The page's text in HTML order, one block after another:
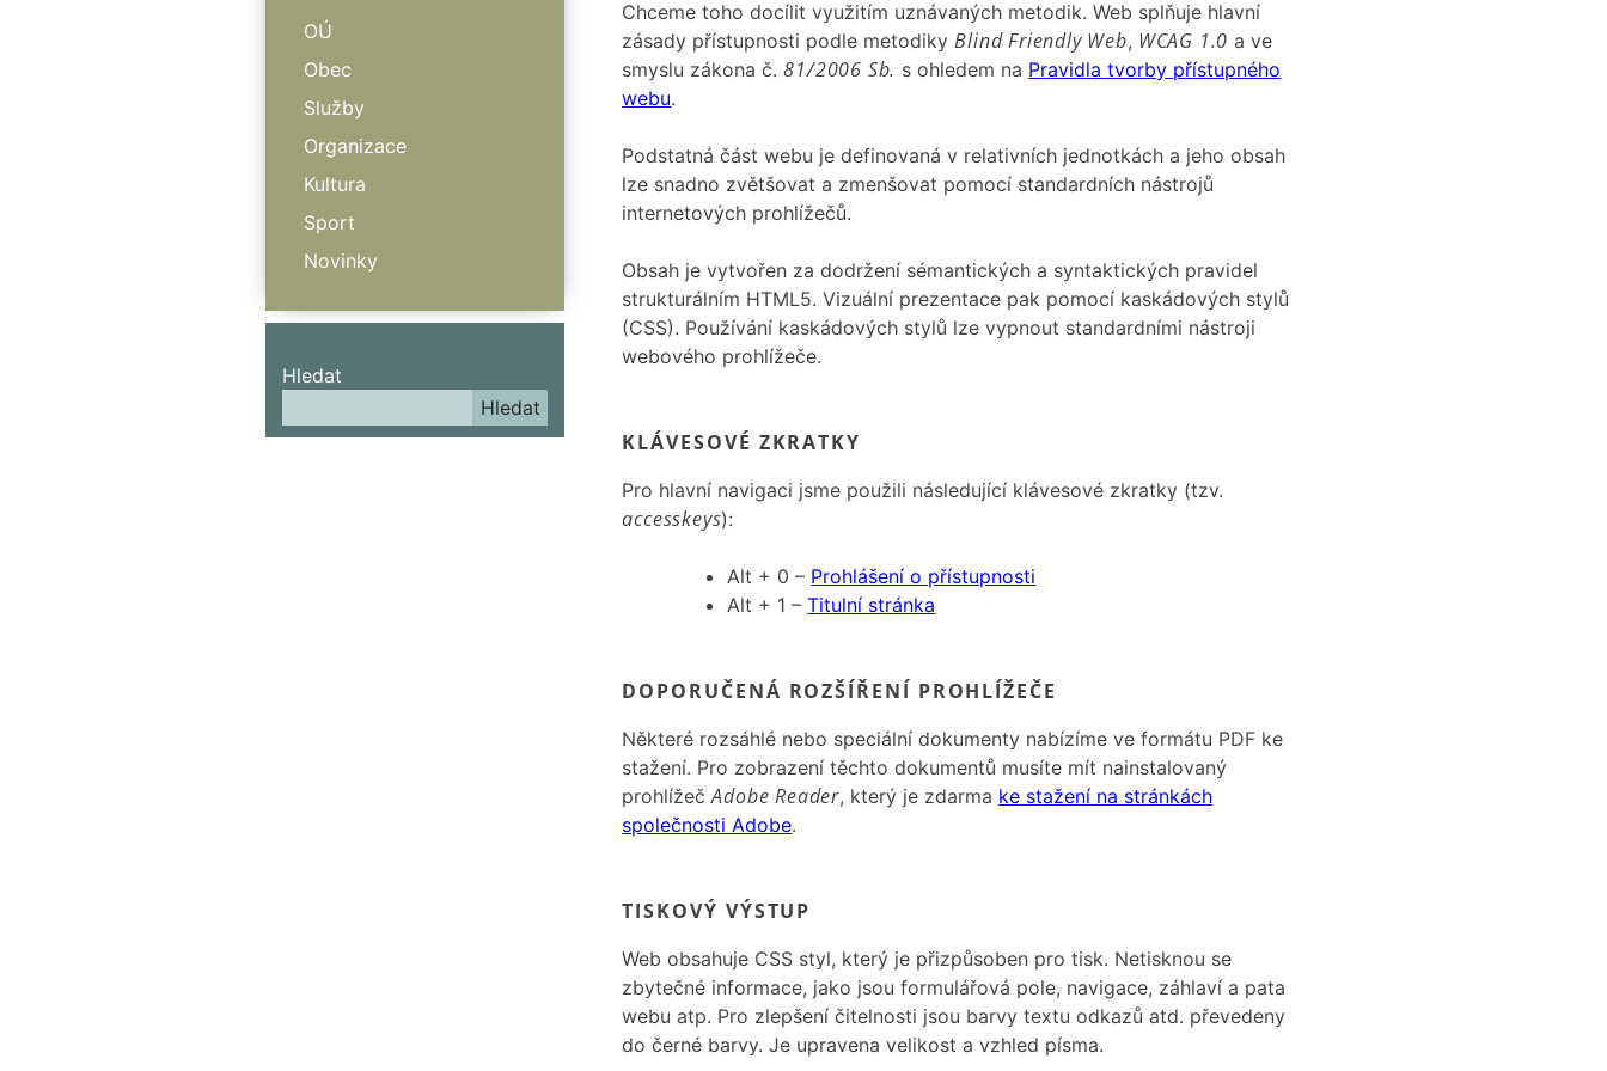
Chceme toho docílit využitím uznávaných metodik. Web splňuje hlavní
zásady přístupnosti podle metodikyBlind Friendly Web, WCAG 1.0 a ve
smyslu zákona č.81/2006 Sb. s ohledem na Pravidla tvorby přístupného
webu.
Podstatná část webu je definovaná v relativních jednotkách a jeho obsah
lze snadno zvětšovat a zmenšovat pomocí standardních nástrojů
internetových prohlížečů.
Obsah je vytvořen za dodržení sémantických a syntaktických pravidel
strukturálním HTML5. Vizuální prezentace pak pomocí kaskádových stylů
(CSS). Používání kaskádových stylů lze vypnout standardními nástroji
webového prohlížeče.
KLÁVESOVÉ ZKRATKY
Pro hlavní navigaci jsme použili následující klávesové zkratky (tzv.
accesskeys):
Alt + 0 – Prohlášení o přístupnosti
Alt + 1 –Titulní stránka
DOPORUČENÁ ROZŠÍŘENÍ PROHLÍŽEČE
Některé rozsáhlé nebo speciální dokumenty nabízíme ve formátu PDF ke
stažení. Pro zobrazení těchto dokumentů musíte mít nainstalovaný
prohlížečAdobe Reader, který je zdarma ke stažení na stránkách
společnosti Adobe.
TISKOVÝ VÝSTUP
Web obsahuje CSS styl, který je přizpůsoben pro tisk. Netisknou se
zbytečné informace, jako jsou formulářová pole, navigace, záhlaví a pata
webu atp. Pro zlepšení čitelnosti jsou barvy textu odkazů atd. převedeny
do černé barvy. Je upravena velikost a vzhled písma.
OÚ
Obec
Služby
Organizace
Kultura
Sport
Novinky
Hledat
Hledat